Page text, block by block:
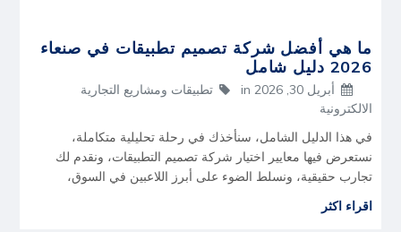
ما هي أفضل شركة تصميم تطبيقات في صنعاء
2026 دليل شامل
أبريل 30, 2026 in
تطبيقات ومشاريع التجارية
الالكترونية
في هذا الدليل الشامل، سنأخذك في رحلة تحليلية متكاملة،
نستعرض فيها معايير اختيار شركة تصميم التطبيقات، ونقدم لك
تجارب حقيقية، ونسلط الضوء على أبرز اللاعبين في السوق،
اقراء اكثر